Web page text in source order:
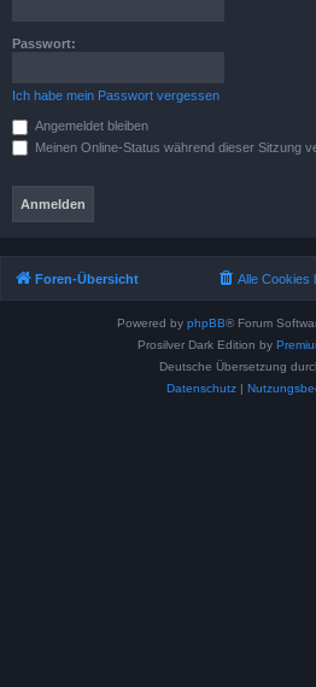
Passwort:
Ich habe mein Passwort vergessen
Angemeldet bleiben
Meinen Online-Status während dieser Sitzung
Foren-Übersicht Alle Cookies
Powered by phpBB® Forum
Prosilver Dark Edition by
Deutsche Übersetzung
Datenschutz|